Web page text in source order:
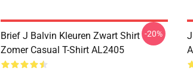
Brief J Balvin Kleuren Zwart Shirt
Zomer Casual T-Shirt AL2405
-20%